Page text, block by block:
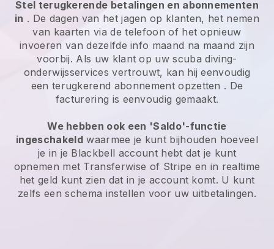
Stel terugkerende betalingen en abonnementen
in . De dagen van het jagen op klanten, het nemen
van kaarten via de telefoon of het opnieuw
invoeren van dezelfde info maand na maand zijn
voorbij. Als uw klant op uw scuba diving-
onderwijsservices vertrouwt, kan hij eenvoudig
een terugkerend abonnement opzetten . De
facturering is eenvoudig gemaakt.
We hebben ook een 'Saldo'-functie
ingeschakeldwaarmee je kunt bijhouden hoeveel
je in je Blackbell account hebt dat je kunt
opnemen met Transferwise of Stripe en in realtime
het geld kunt zien dat in je account komt. U kunt
zelfs een schema instellen voor uw uitbetalingen.